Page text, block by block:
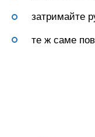
затримайте
те ж саме